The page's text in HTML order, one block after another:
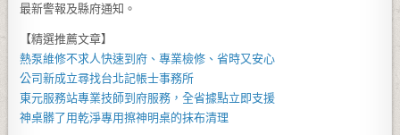
最新警報及縣府通知。
【精選推薦文章】
熱泵維修不求人快速到府、專業檢修、省時又安心
公司新成立尋找台北記帳士事務所
東元服務站專業技師到府服務，全省據點立即支援
神桌髒了用乾淨專用擦神明桌的抹布清理